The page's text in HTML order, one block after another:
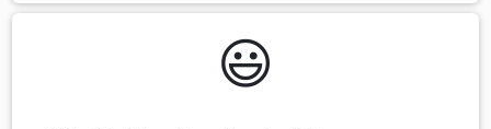
😃️